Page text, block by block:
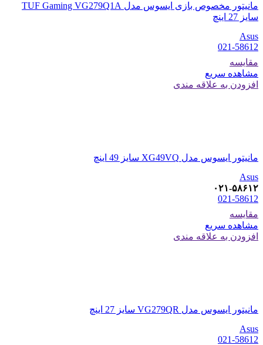
مانیتور مخصوص بازی ایسوس مدل TUF Gaming VG279Q1A
سایز 27 اینچ
Asus
021-58612
مقایسه
مشاهده سریع
افزودن به علاقه مندی
مانیتور ایسوس مدل XG49VQ سایز 49 اینچ
Asus
۰۲۱-۵۸۶۱۲
021-58612
مقایسه
مشاهده سریع
افزودن به علاقه مندی
مانیتور ایسوس مدل VG279QR سایز 27 اینچ
Asus
021-58612